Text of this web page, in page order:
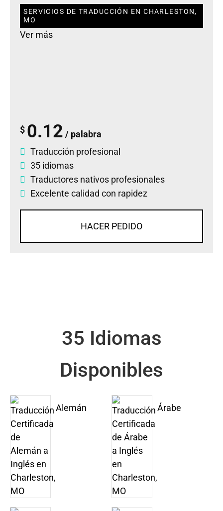
SERVICIOS DE TRADUCCIÓN EN CHARLESTON,
MO
Ver más
$ 0.12 / palabra
Traducción profesional
35 idiomas
Traductores nativos profesionales
Excelente calidad con rapidez
HACER PEDIDO
35 Idiomas
Disponibles
Alemán Árabe